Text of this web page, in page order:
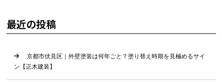
最近の投稿
京都市伏見区｜外壁塗装は何年ごと？塗り替え時期を見極めるサイ
ン【正木建装】